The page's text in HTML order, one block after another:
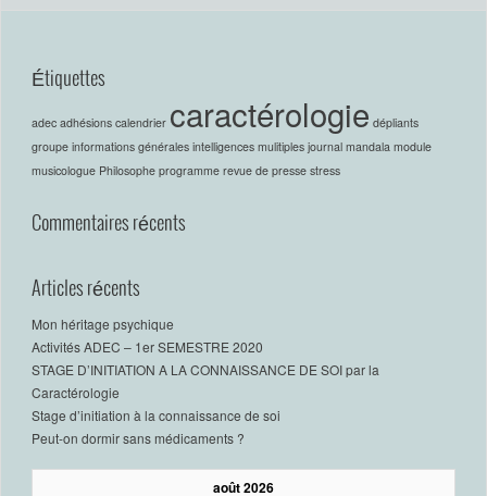
Étiquettes
adec adhésions calendrier caractérologie dépliants
groupe informations générales intelligences mulitiples journal mandala module
musicologue Philosophe programme revue de presse stress
Commentaires récents
Articles récents
Mon héritage psychique
Activités ADEC – 1er SEMESTRE 2020
STAGE D’INITIATION A LA CONNAISSANCE DE SOI par la
Caractérologie
Stage d’initiation à la connaissance de soi
Peut-on dormir sans médicaments ?
août 2026